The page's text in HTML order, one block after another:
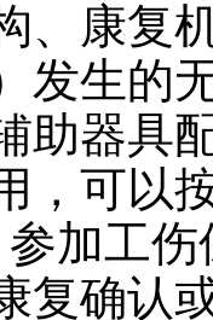
、康复
发生的
助器具
，可以
工伤
复确认